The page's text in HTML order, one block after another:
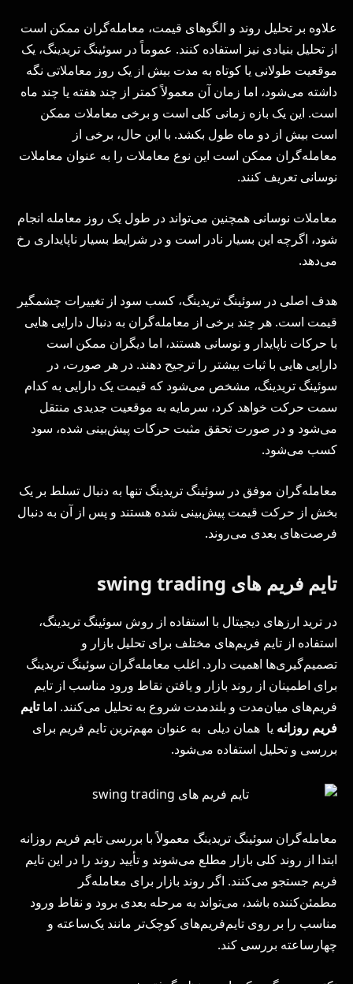
علاوه بر تحلیل روند و الگوهای قیمت، معامله‌گران ممکن است
از تحلیل بنیادی نیز استفاده کنند. عموماً در سوئینگ تریدینگ، یک
موقعیت طولانی یا کوتاه به مدت بیش از یک روز معاملاتی نگه
داشته می‌شود، اما زمان آن معمولاً کمتر از چند هفته یا چند ماه
است. این یک بازه زمانی کلی است و برخی معاملات ممکن
است بیش از دو ماه طول بکشد. با این حال، برخی از
معامله‌گران ممکن است این نوع معاملات را به عنوان معاملات
نوسانی تعریف کنند.
معاملات نوسانی همچنین می‌تواند در طول یک روز معامله انجام
شود، اگرچه این بسیار نادر است و در شرایط بسیار ناپایداری رخ
می‌دهد.
هدف اصلی در سوئینگ تریدینگ، کسب سود از تغییرات چشمگیر
قیمت است. هر چند برخی از معامله‌گران به دنبال دارایی هایی
با حرکات ناپایدار و نوسانی هستند، اما دیگران ممکن است
دارایی هایی با ثبات بیشتر را ترجیح دهند. در هر صورت، در
سوئینگ تریدینگ، مشخص می‌شود که قیمت یک دارایی به کدام
سمت حرکت خواهد کرد، سرمایه به موقعیت جدیدی منتقل
می‌شود و در صورت تحقق مثبت حرکات پیش‌بینی شده، سود
کسب می‌شود.
معامله‌گران موفق در سوئینگ تریدینگ تنها به دنبال تسلط بر یک
بخش از حرکت قیمت پیش‌بینی شده هستند و پس از آن به دنبال
فرصت‌های بعدی می‌روند.
تایم فریم های swing trading
در ترید ارزهای دیجیتال با استفاده از روش سوئینگ تریدینگ،
استفاده از تایم فریم‌های مختلف برای تحلیل بازار و
تصمیم‌گیری‌ها اهمیت دارد. اغلب معامله‌گران سوئینگ تریدینگ
برای اطمینان از روند بازار و یافتن نقاط ورود مناسب از تایم
فریم‌های میان‌مدت و بلندمدت شروع به تحلیل می‌کنند. اماتایم
فریم روزانه یا همان دیلی به عنوان مهم‌ترین تایم فریم برای
بررسی و تحلیل استفاده می‌شود.
معامله‌گران سوئینگ تریدینگ معمولاً با بررسی تایم فریم روزانه
ابتدا از روند کلی بازار مطلع می‌شوند و تأیید روند را در این تایم
فریم جستجو می‌کنند. اگر روند بازار برای معامله‌گر
مطمئن‌کننده باشد، می‌تواند به مرحله بعدی برود و نقاط ورود
مناسب را بر روی تایم‌فریم‌های کوچک‌تر مانند یک‌ساعته و
چهار‌ساعته بررسی کند.